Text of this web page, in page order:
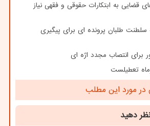
قضایی به ابتکارات حقوقی و فقهی نیاز
طلبان پرونده ای برای پیگیری
برای انتصاب مجدد اژه ای
در مورد این مطلب
دهید